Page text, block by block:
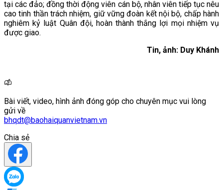
tại các đảo; đồng thời động viên cán bộ, nhân viên tiếp tục nêu
cao tinh thần trách nhiệm, giữ vững đoàn kết nội bộ, chấp hành
nghiêm kỷ luật Quân đội, hoàn thành thắng lợi mọi nhiệm vụ
được giao.
Tin, ảnh: Duy Khánh
Bài viết, video, hình ảnh đóng góp cho chuyên mục vui lòng
gửi về
bhqdt@baohaiquanvietnam.vn
Chia sẻ